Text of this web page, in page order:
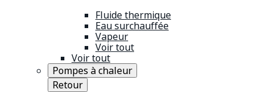
Fluide thermique
Eau surchauffée
Vapeur
Voir tout
Voir tout
Pompes à chaleur
Retour